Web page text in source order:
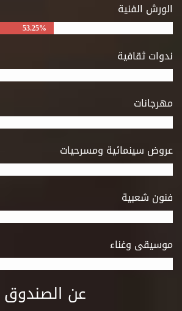
الورش الفنية
53.25%
ندوات ثقافية
مهرجانات
عروض سينمائية ومسرحيات
فنون شعبية
موسيقى وغناء
عن الصندوق